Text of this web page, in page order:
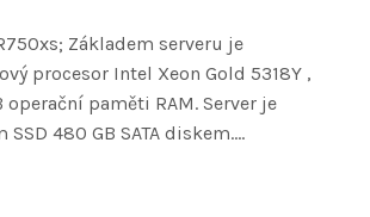
Základem serveru je
procesor Intel Xeon Gold 5318Y ,
operační paměti RAM. Server je
480 GB SATA diskem….